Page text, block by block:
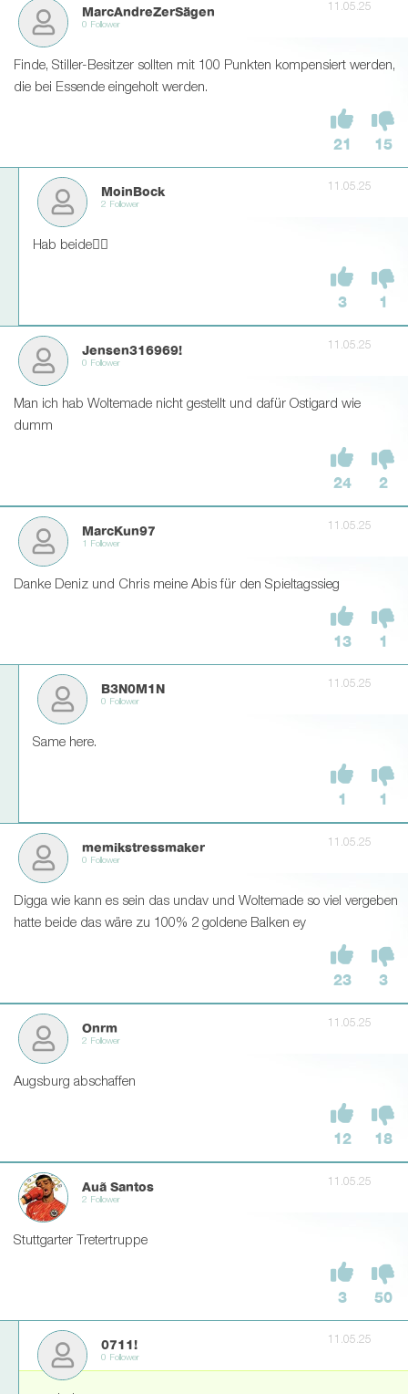
MarcAndreZerSägen
0 Follower
11.05.25
Finde, Stiller-Besitzer sollten mit 100 Punkten kompensiert werden,
die bei Essende eingeholt werden.
21 15
MoinBock
2 Follower
11.05.25
Hab beide👍🏽
3 1
Jensen316969!
0 Follower
11.05.25
Man ich hab Woltemade nicht gestellt und dafür Ostigard wie
dumm
24 2
MarcKun97
1 Follower
11.05.25
Danke Deniz und Chris meine Abis für den Spieltagssieg
13 1
B3N0M1N
0 Follower
11.05.25
Same here.
1 1
memikstressmaker
0 Follower
11.05.25
Digga wie kann es sein das undav und Woltemade so viel vergeben
hatte beide das wäre zu 100% 2 goldene Balken ey
23 3
Onrm
2 Follower
11.05.25
Augsburg abschaffen
12 18
Auã Santos
2 Follower
11.05.25
Stuttgarter Tretertruppe
3 50
0711!
0 Follower
11.05.25